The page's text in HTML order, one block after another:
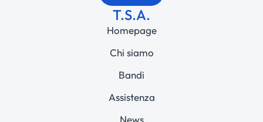
T.S.A.
Homepage
Chi siamo
Bandi
Assistenza
News